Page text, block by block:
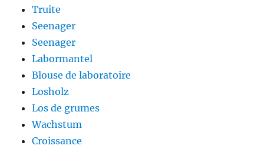
Truite
Seenager
Seenager
Labormantel
Blouse de laboratoire
Losholz
Los de grumes
Wachstum
Croissance